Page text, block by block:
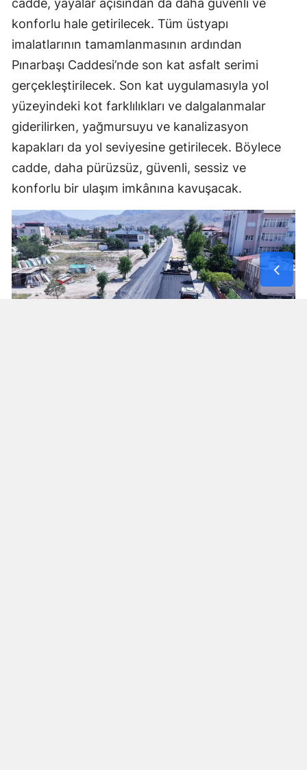
cadde, yayalar açısından da daha güvenli ve
konforlu hale getirilecek. Tüm üstyapı
imalatlarının tamamlanmasının ardından
Pınarbaşı Caddesi’nde son kat asfalt serimi
gerçekleştirilecek. Son kat uygulamasıyla yol
yüzeyindeki kot farklılıkları ve dalgalanmalar
giderilirken, yağmursuyu ve kanalizasyon
kapakları da yol seviyesine getirilecek. Böylece
cadde, daha pürüzsüz, güvenli, sessiz ve
konforlu bir ulaşım imkânına kavuşacak.